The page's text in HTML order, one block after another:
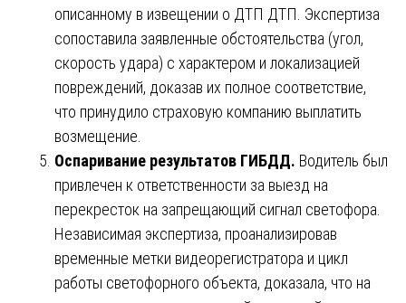
описанному в извещении о ДТП ДТП. Экспертиза
сопоставила заявленные обстоятельства (угол,
скорость удара) с характером и локализацией
повреждений, доказав их полное соответствие,
что принудило страховую компанию выплатить
возмещение.
Оспаривание результатов ГИБДД. Водитель был
привлечен к ответственности за выезд на
перекресток на запрещающий сигнал светофора.
Независимая экспертиза, проанализировав
временные метки видеорегистратора и цикл
работы светофорного объекта, доказала, что на